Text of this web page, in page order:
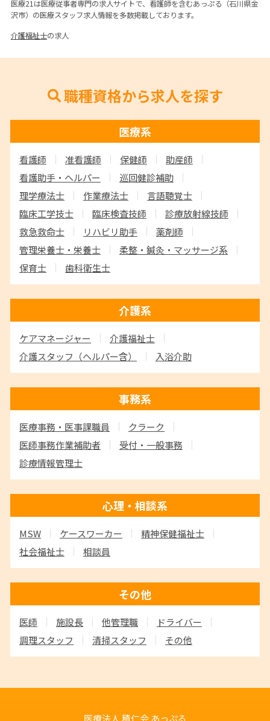
医療21は医療従事者専門の求人サイトで、看護師を含むあっぷる（石川県金
沢市）の医療スタッフ求人情報を多数掲載しております。
介護福祉士の求人
職種資格から求人を探す
医療系
看護師 准看護師 保健師
助産師
看護助手・ヘルパー
巡回健診補助
理学療法士
作業療法士
言語聴覚士
臨床工学技士
臨床検査技師
診療放射線技師
救急救命士
リハビリ助手
薬剤師
管理栄養士・栄養士
柔整・鍼灸・マッサージ系
保育士
歯科衛生士
介護系
ケアマネージャー
介護福祉士
介護スタッフ （ヘルパー含） 入浴介助
事務系
医療事務・医事課職員
クラーク
医師事務作業補助者
受付・一般事務
診療情報管理士
心理・相談系
MSW ケースワーカー
精神保健福祉士
社会福祉士
相談員
その他
医師 施設長 他管理職
ドライバー
調理スタッフ
清掃スタッフ その他
医療法人 積仁会 あっぷる